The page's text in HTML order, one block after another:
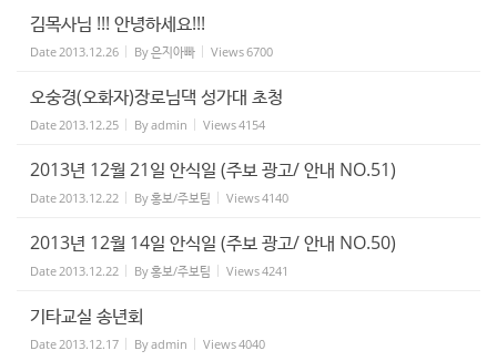
김목사님 !!! 안녕하세요!!!
Date2013.12.26 By은지아빠 Views6700
오숭경(오화자)장로님댁 성가대 초청
Date2013.12.25 Byadmin Views4154
2013년 12월 21일 안식일 (주보 광고/ 안내 NO.51)
Date2013.12.22 By홍보/주보팀 Views4140
2013년 12월 14일 안식일 (주보 광고/ 안내 NO.50)
Date2013.12.22 By홍보/주보팀 Views4241
기타교실 송년회
Date2013.12.17 Byadmin Views4040